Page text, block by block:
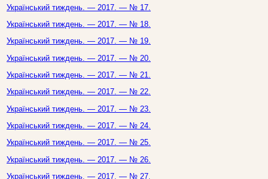
Український тиждень. — 2017. — № 17.
Український тиждень. — 2017. — № 18.
Український тиждень. — 2017. — № 19.
Український тиждень. — 2017. — № 20.
Український тиждень. — 2017. — № 21.
Український тиждень. — 2017. — № 22.
Український тиждень. — 2017. — № 23.
Український тиждень. — 2017. — № 24.
Український тиждень. — 2017. — № 25.
Український тиждень. — 2017. — № 26.
Український тиждень. — 2017. — № 27.